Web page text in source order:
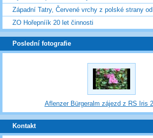
Západní Tatry, Červené vrchy z polské strany
ZO Hořepníík 20 let činnosti
Poslední fotografie
Aflenzer Bürgeralm zájezd z RS Iris
Kontakt